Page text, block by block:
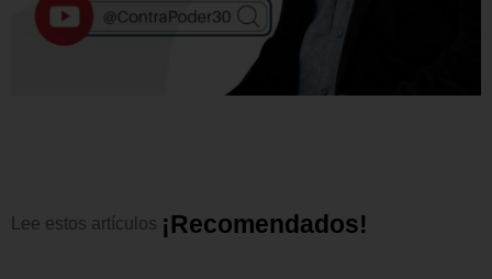
Lee estos artículos ¡Recomendados!